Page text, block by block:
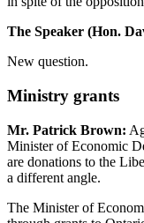
The Speaker (Hon.
New question.
Ministry grants
Mr. Patrick Brown:
Minister of Economic
are donations to the
a different angle.
The Minister of